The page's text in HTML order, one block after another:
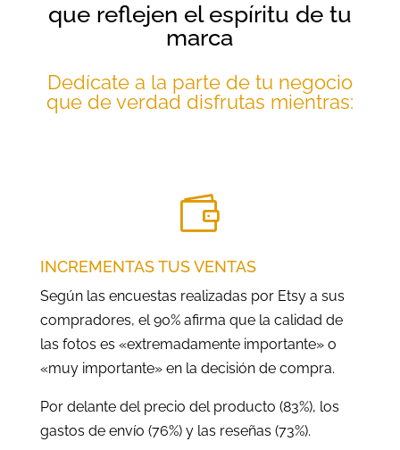
que reflejen el espíritu de tu
marca
Dedícate a la parte de tu negocio
que de verdad disfrutas mientras:

INCREMENTAS TUS VENTAS
Según las encuestas realizadas por Etsy a sus
compradores, el 90% afirma que la calidad de
las fotos es «extremadamente importante» o
«muy importante» en la decisión de compra.
Por delante del precio del producto (83%), los
gastos de envío (76%) y las reseñas (73%).